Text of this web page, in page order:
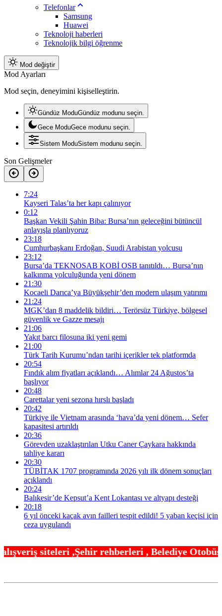
Telefonlar
Samsung
Huawei
Teknoloji haberleri
Teknolojik bilgi öğrenme
Mod değiştir
Mod Ayarları
Mod seçin, deneyimini kişiselleştirin.
Gündüz ModuGündüz modunu seçin.
Gece ModuGece modunu seçin.
Sistem ModuSistem modunu seçin.
Son Gelişmeler
7:24
Kayseri Talas’ta her kapı çalınıyor
0:12
Başkan Vekili Şahin Biba: Bursa’nın geleceğini bütüncül
anlayışla planlıyoruz
23:18
Cumhurbaşkanı Erdoğan, Suudi Arabistan yolcusu
23:12
Bursa’da TEKNOSAB KOBİ OSB tanıtıldı… Bursa’nın
kalkınma yolculuğunda yeni dönem
21:30
Kocaeli Darıca’ya Büyükşehir’den modern ulaşım yatırımı
21:24
MGK’dan 8 maddelik bildiri… Terörsüz Türkiye, bölgesel
güvenlik ve Gazze mesajı
21:06
Yakıt barcı filosuna iki yeni gemi
21:00
Türk Tarih Kurumu’ndan tarihi içerikler tek platformda
20:54
Fındık alım fiyatları açıklandı… Alımlar 24 Ağustos’ta
başlıyor
20:48
Carettalar yeni sezona hırslı başladı
20:42
Türkiye ile Vietnam arasında ‘hava’da yeni dönem… Sefer
kapasitesi artırıldı
20:36
Görevden uzaklaştırılan Utku Caner Çaykara hakkında
tahliye kararı
20:30
TÜBİTAK 1707 programında 2026 yılı ilk dönem sonuçları
açıklandı
20:24
Balıkesir’de Kepsut’a Kent Lokantası ve altyapı desteği
20:18
6 yıl önceki kaçak avın failleri tespit edildi! 5 yaban keçisi için
ceza uygulandı
,Şehir rehberleri , Belediye